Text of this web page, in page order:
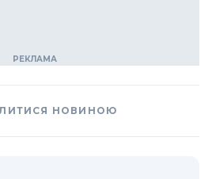
НОВИНОЮ